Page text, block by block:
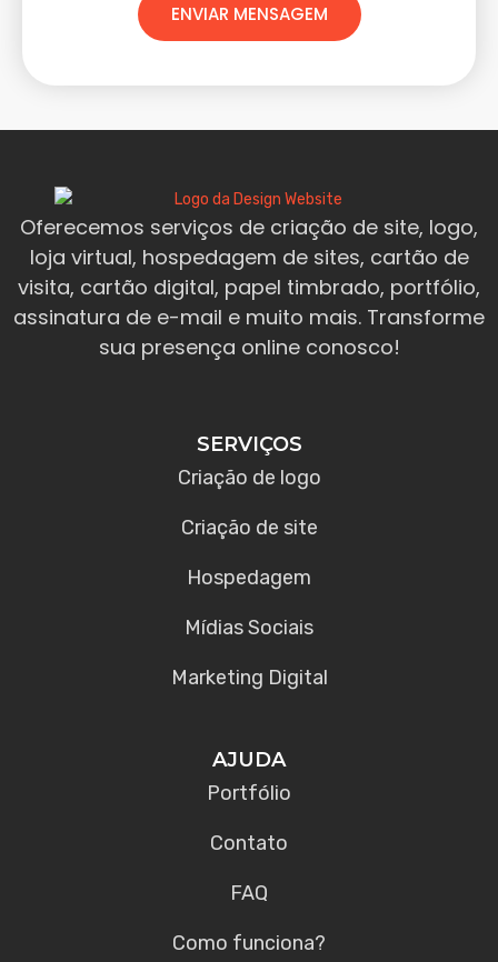
ENVIAR MENSAGEM
Oferecemos serviços de criação de site, logo,
loja virtual, hospedagem de sites, cartão de
visita, cartão digital, papel timbrado, portfólio,
assinatura de e-mail e muito mais. Transforme
sua presença online conosco!
SERVIÇOS
Criação de logo
Criação de site
Hospedagem
Mídias Sociais
Marketing Digital
AJUDA
Portfólio
Contato
FAQ
Como funciona?